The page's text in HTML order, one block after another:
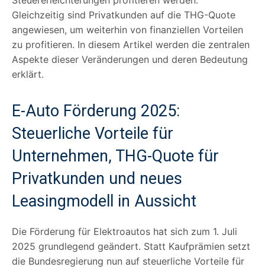
Gleichzeitig sind Privatkunden auf die THG-Quote
angewiesen, um weiterhin von finanziellen Vorteilen
zu profitieren. In diesem Artikel werden die zentralen
Aspekte dieser Veränderungen und deren Bedeutung
erklärt.
E-Auto Förderung 2025:
Steuerliche Vorteile für
Unternehmen, THG-Quote für
Privatkunden und neues
Leasingmodell in Aussicht
Die Förderung für Elektroautos hat sich zum 1. Juli
2025 grundlegend geändert. Statt Kaufprämien setzt
die Bundesregierung nun auf steuerliche Vorteile für